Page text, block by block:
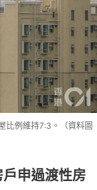
比例維持7:3。（資料圖
申過渡性房